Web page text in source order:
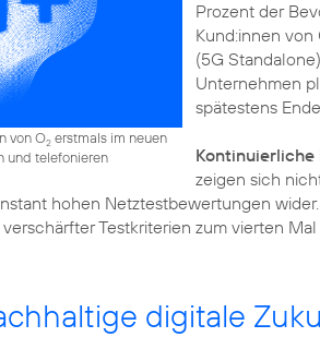
von O2 erstmals im neuen
und telefonieren
Prozent der
Kund:innen von
(5G
Unternehmen
spätestens
zeigen sich
hohen Netztestbewertungen
Testkriterien zum vierten
digitale